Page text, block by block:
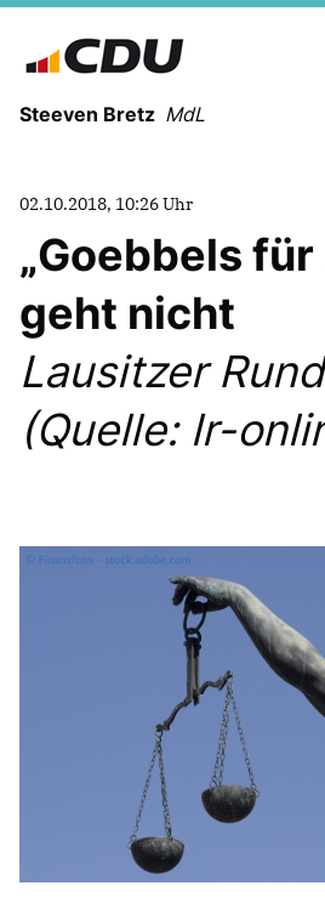
Steeven Bretz MdL
MEIN
Kleine
CDU
CDU Fraktion im
CDU
CDU
02.10.2018, 10:26 Uhr
Goebbels für
geht nicht
Lausitzer
(Quelle: lr-